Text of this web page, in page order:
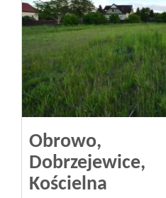
Obrowo,
Dobrzejewice,
Kościelna